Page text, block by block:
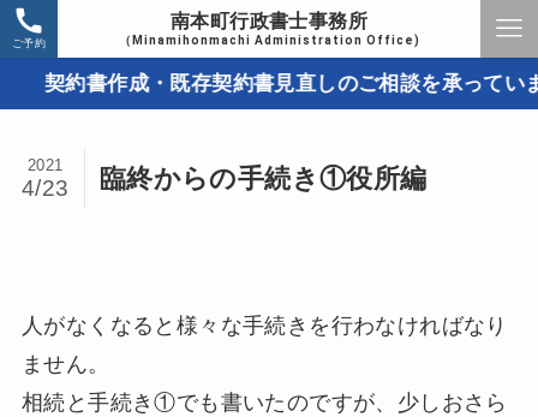
南本町行政書士事務所
（Minamihonmachi Administration Office)
ご予約
約書作成・既存契約書見直しのご相談を承っています
臨終からの手続き①役所編
2021
4/23
人がなくなると様々な手続きを行わなければなり
ません。
相続と手続き①でも書いたのですが、少しおさら